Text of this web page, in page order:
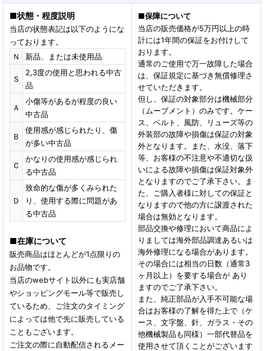
■状態・程度説明
当店の状態表記は以下のようにな
っております。
Ｎ
新品、または未使用品
Ｓ
2,3度の使用と思われる中古
品
Ａ
小傷等があるが程度の良い
中古品
Ｂ
使用感が感じられたり、傷
が多い中古品
Ｃ
かなりの使用感が感じられ
る中古品
Ｄ
致命的な傷が多くみられた
り、使用する際に問題があ
る中古品
■在庫について
販売商品はほとんどが1点限りの
お品物です。
当店のwebサイト以外にも実店舗
やショッピングモール等で販売し
ているため、ご注文のタイミング
によっては他で先に販売している
こともございます。
ご注文の際に自動配信されるメー
■保障について
当店の販売価格が5万円以上の時
計には1年間の保証をお付けして
おります。
通常のご使用で万一故障した場合
は、保証規定に基づき無償修理さ
せていただきます。
但し、保証の対象部分は機械部分
（ムーブメント）のみです。ケー
ス、ベルト、風防、リューズ等の
外装部の故障や損傷は保証の対象
外となります。また、水没、落下
等、お客様の不注意や不適切な扱
いによる故障や損傷は保証対象外
となりますのでご了承下さい。ま
た、ご購入者様に対しての保証と
なりますので他の方に譲渡された
場合は無効となります。
部品交換や修理において商品によ
りましては海外部品調達あるいは
海外修理になる場合があります。
その場合には相当の日数（通常3
ヶ月以上）を要する場合が あり
ますのでご了承下さい。
また、純正部品が入手不可能な場
合はお客様の了解を得た上で（ケ
ース、文字盤、針、ガラス・その
他機械製品も同様）一部代替品を
使用させて頂くことがございます